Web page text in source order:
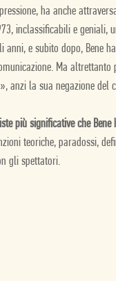
ha anche
inclassificabili e geniali,
anni, e subito dopo, Bene
Ma altrettanto
anzi la sua negazione del
più significative che
teoriche, paradossi,
gli spettatori.